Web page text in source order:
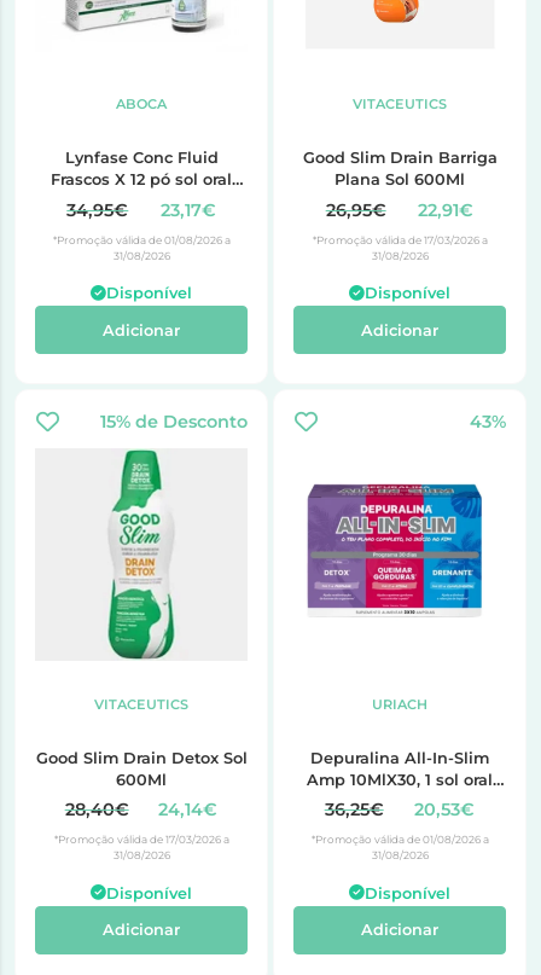
ABOCA
Lynfase Conc Fluid
Frascos X 12 pó sol oral
frasco
34,95€ 23,17€
*Promoção válida de 01/08/2026 a
31/08/2026
Disponível
Adicionar
VITACEUTICS
Good Slim Drain Barriga
Plana Sol 600Ml
26,95€ 22,91€
*Promoção válida de 17/03/2026 a
31/08/2026
Disponível
Adicionar
15% de Desconto
VITACEUTICS
Good Slim Drain Detox Sol
600Ml
28,40€ 24,14€
*Promoção válida de 17/03/2026 a
31/08/2026
Disponível
Adicionar
43%
URIACH
Depuralina All-In-Slim
Amp 10MlX30, 1 sol oral
amp
36,25€ 20,53€
*Promoção válida de 01/08/2026 a
31/08/2026
Disponível
Adicionar